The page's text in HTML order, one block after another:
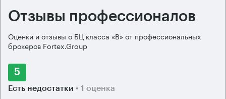
Отзывы профессионалов
Оценки и отзывы о БЦ класса «B» от профессиональных
брокеров Fortex.Group
5
Есть недостатки • 1 оценка